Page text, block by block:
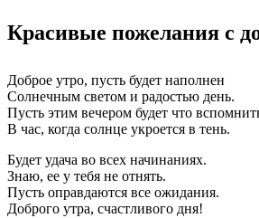
Красивые пожелания с
Доброе утро, пусть будет наполнен
Солнечным светом и радостью день.
Пусть этим вечером будет что
В час, когда солнце укроется в тень.
Будет удача во всех начинаниях.
Знаю, ее у тебя не отнять.
Пусть оправдаются все ожидания.
Доброго утра, счастливого дня!